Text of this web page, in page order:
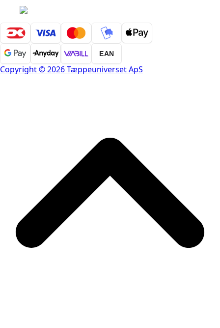
EAN
Copyright © 2026 Tæppeuniverset ApS